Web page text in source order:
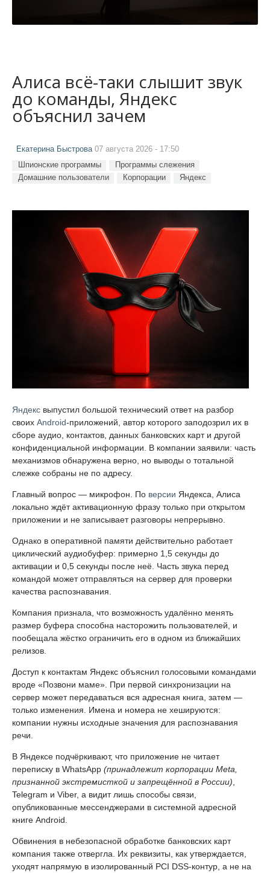
Алиса всё-таки слышит звук
до команды, Яндекс
объяснил зачем
Екатерина Быстрова07 августа 2026 - 17:50
Шпионские программы
Программы слежения
Домашние пользователи
Корпорации Яндекс
Яндекс выпустил большой технический ответ на разбор
своих Android-приложений, автор которого заподозрил их в
сборе аудио, контактов, данных банковских карт и другой
конфиденциальной информации. В компании заявили: часть
механизмов обнаружена верно, но выводы о тотальной
слежке собраны не по адресу.
Главный вопрос — микрофон. По версии Яндекса, Алиса
локально ждёт активационную фразу только при открытом
приложении и не записывает разговоры непрерывно.
Однако в оперативной памяти действительно работает
циклический аудиобуфер: примерно 1,5 секунды до
активации и 0,5 секунды после неё. Часть звука перед
командой может отправляться на сервер для проверки
качества распознавания.
Компания признала, что возможность удалённо менять
размер буфера способна насторожить пользователей, и
пообещала жёстко ограничить его в одном из ближайших
релизов.
Доступ к контактам Яндекс объяснил голосовыми командами
вроде «Позвони маме». При первой синхронизации на
сервер может передаваться вся адресная книга, затем —
только изменения. Имена и номера не хешируются:
компании нужны исходные значения для распознавания
речи.
В Яндексе подчёркивают, что приложение не читает
переписку в WhatsApp (принадлежит корпорации Meta,
признанной экстремисткой и запрещённой в России)
Telegram и Viber, а видит лишь способы связи,
опубликованные мессенджерами в системной адресной
книге Android.
Обвинения в небезопасной обработке банковских карт
компания также отвергла. Их реквизиты, как утверждается,
уходят напрямую в изолированный PCI DSS-контур, а не на